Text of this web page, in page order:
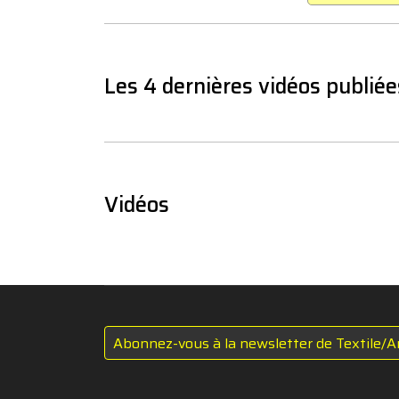
Les 4 dernières vidéos
Vidéos
Abonnez-vous à la newsletter de Textile/